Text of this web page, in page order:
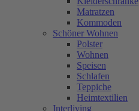
Matratzen
Kommoden
Schöner Wohnen
Polster
Wohnen
Speisen
Schlafen
Teppiche
Heimtextilien
Interliving